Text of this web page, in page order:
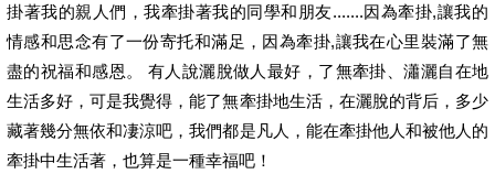
掛著我的親人們，我牽掛著我的同學和朋友.......因為牽掛,讓我的
情感和思念有了一份寄托和滿足，因為牽掛,讓我在心里裝滿了無
盡的祝福和感恩。 有人說灑脫做人最好，了無牽掛、瀟灑自在地
生活多好，可是我覺得，能了無牽掛地生活，在灑脫的背后，多少
藏著幾分無依和凄涼吧，我們都是凡人，能在牽掛他人和被他人的
牽掛中生活著，也算是一種幸福吧！